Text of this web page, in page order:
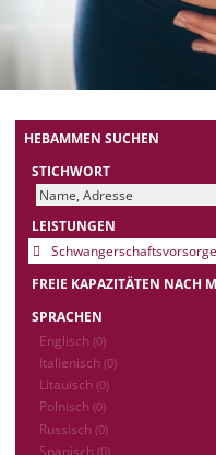
HEBAMMEN SUCHEN
STICHWORT
LEISTUNGEN
Schwangerschaftsvorsorge
FREIE KAPAZITÄTEN NACH
SPRACHEN
Englisch (0)
Italienisch (0)
Litauisch (0)
Polnisch (0)
Russisch (0)
Spanisch (0)